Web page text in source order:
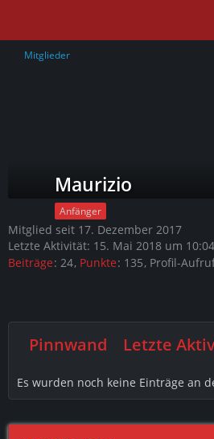
Mitglieder
Maurizio
Anfänger
Mitglied seit 17. Dezember 2017
Letzte Aktivität: 15. Mai 2018 um 10:04
Beiträge 24 Punkte 135 Profil-
Pinnwand Letzte
Es wurden noch keine Einträge an